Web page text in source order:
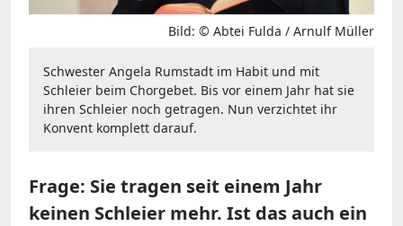
Bild: © Abtei Fulda / Arnulf Müller
Schwester Angela Rumstadt im Habit und mit
Schleier beim Chorgebet. Bis vor einem Jahr hat sie
ihren Schleier noch getragen. Nun verzichtet ihr
Konvent komplett darauf.
Frage: Sie tragen seit einem Jahr
keinen Schleier mehr. Ist das auch ein